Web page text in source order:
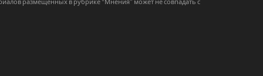
размещенных в рубрике “Мнения” может не совпадать с